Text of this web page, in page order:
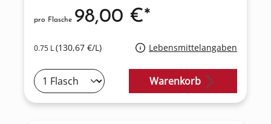
0.75 L(130,67 €/L) Lebensmittelangaben
pro Flasche 98,00 €*
Warenkorb